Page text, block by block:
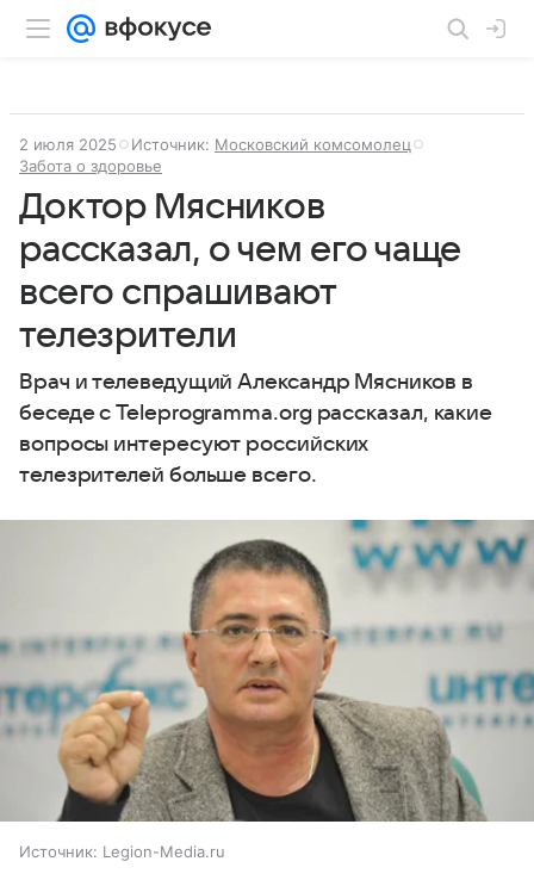
2 июля 2025 Источник: Московский комсомолец
Забота о здоровье
Доктор Мясников
рассказал, о чем его чаще
всего спрашивают
телезрители
Врач и телеведущий Александр Мясников в
беседе с Teleprogramma.org рассказал, какие
вопросы интересуют российских
телезрителей больше всего.
Источник: Legion-Media.ru